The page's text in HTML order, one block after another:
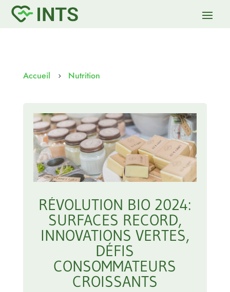
Accueil 5 Nutrition
RÉVOLUTION BIO 2024:
SURFACES RECORD,
INNOVATIONS VERTES,
DÉFIS
CONSOMMATEURS
CROISSANTS